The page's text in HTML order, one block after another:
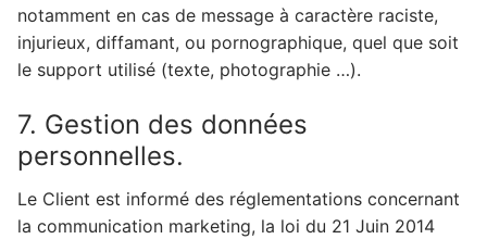
notamment en cas de message à caractère raciste,
injurieux, diffamant, ou pornographique, quel que soit
le support utilisé (texte, photographie …).
7. Gestion des données
personnelles.
Le Client est informé des réglementations concernant
la communication marketing, la loi du 21 Juin 2014